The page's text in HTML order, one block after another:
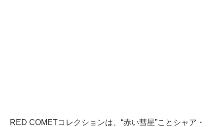
RED COMETコレクションは、“赤い彗星”ことシャア・